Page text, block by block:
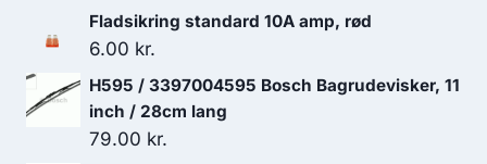
oprindelige
699.95 kr..
aktuelle
349.98 kr..
Fladsikring standard 10A amp, rød
6.00 kr.
H595 / 3397004595 Bosch Bagrudevisker, 11
inch / 28cm lang
79.00 kr.